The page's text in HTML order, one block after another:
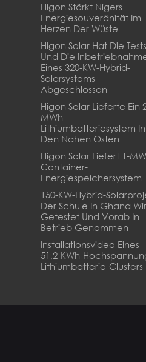
Higon Stärkt Nigers
Energiesouveränität Im
Herzen Der Wüste
Higon Solar Hat Die Tests
Und Die
Eines 320-KW-Hybrid-
Solarsystems
Abgeschlossen
Higon Solar Lieferte Ein
MWh-
Lithiumbatteriesystem In
Den Nahen Osten
Higon Solar Liefert 1-
Container-
Energiespeichersystem
150-KW-Hybrid-
Der Schule In Ghana
Getestet Und Vorab In
Betrieb Genommen
Installationsvideo Eines
51,2-KWh-
Lithiumbatterie-Clusters